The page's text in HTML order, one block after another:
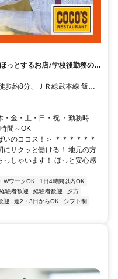
っとするお店♪学校後勤務の学
有でバイトデビューの方も安
歩約8分、ＪＲ総武本線 飯倉
分 「八日市場駅」徒歩10
・金・土・日・祝 ・勤務時
間～OK
のココス！＞ ＊＊＊＊＊＊
にサクッと働ける！ 地元の方
しゃいます！ ほっと安心感
WワークOK
1日4時間以内OK
験者歓迎 経験者歓迎
夕方
迎 週2・3日からOK
シフト制